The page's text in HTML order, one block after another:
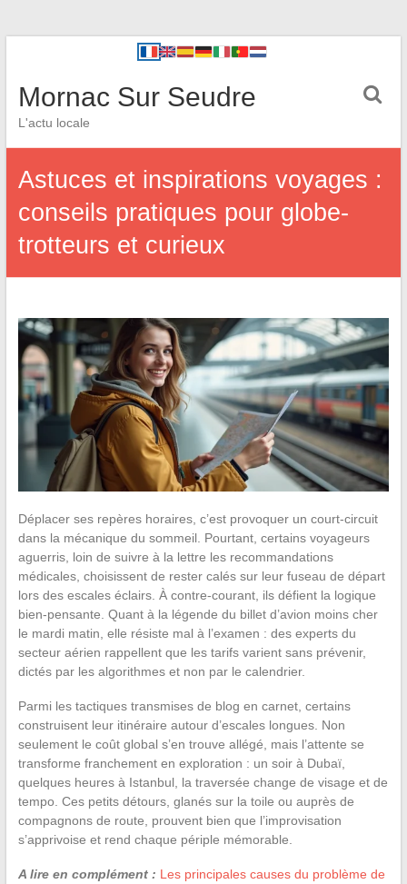
Mornac Sur Seudre
L'actu locale
Astuces et inspirations voyages :
conseils pratiques pour globe-
trotteurs et curieux
Déplacer ses repères horaires, c’est provoquer un court-circuit
dans la mécanique du sommeil. Pourtant, certains voyageurs
aguerris, loin de suivre à la lettre les recommandations
médicales, choisissent de rester calés sur leur fuseau de départ
lors des escales éclairs. À contre-courant, ils défient la logique
bien-pensante. Quant à la légende du billet d’avion moins cher
le mardi matin, elle résiste mal à l’examen : des experts du
secteur aérien rappellent que les tarifs varient sans prévenir,
dictés par les algorithmes et non par le calendrier.
Parmi les tactiques transmises de blog en carnet, certains
construisent leur itinéraire autour d’escales longues. Non
seulement le coût global s’en trouve allégé, mais l’attente se
transforme franchement en exploration : un soir à Dubaï,
quelques heures à Istanbul, la traversée change de visage et de
tempo. Ces petits détours, glanés sur la toile ou auprès de
compagnons de route, prouvent bien que l’improvisation
s’apprivoise et rend chaque périple mémorable.
A lire en complément : Les principales causes du problème de